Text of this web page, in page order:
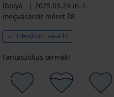
Ibolya
2025.03.23-in. l.
megvásárolt méret 38
Ellenőrzött vásárló
Fantasztikus termék!